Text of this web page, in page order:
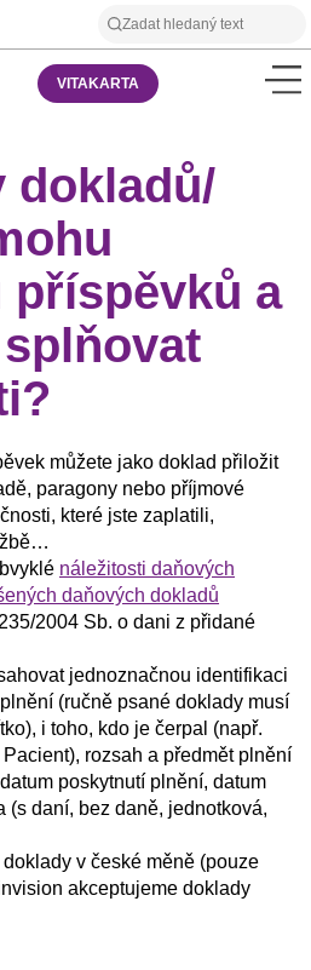
VITAKARTA
dokladů/
příspěvků a
můžete jako doklad přiložit
paragony nebo příjmové
které jste zaplatili,
náležitosti daňových
daňových dokladů
2004 Sb. o dani z přidané
jednoznačnou identifikaci
(ručně psané doklady musí
i toho, kdo je čerpal (např.
rozsah a předmět plnění
poskytnutí plnění, datum
(s daní, bez daně, jednotková,
v české měně (pouze
akceptujeme doklady